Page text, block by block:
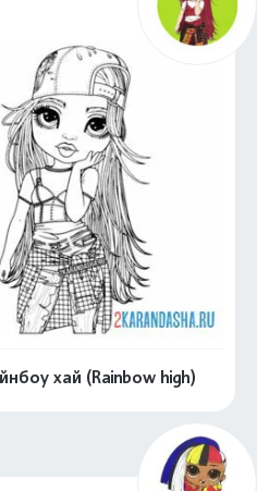
хай (Rainbow high)